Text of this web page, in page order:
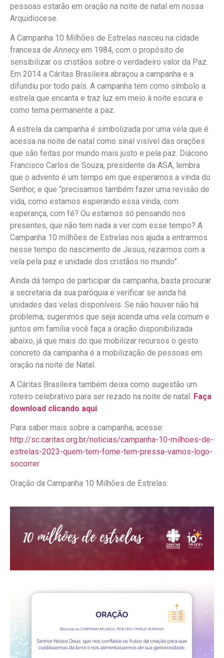
pessoas estarão em oração na noite de natal em nossa
Arquidiocese.
A Campanha 10 Milhões de Estrelas nasceu na cidade
francesa de Annecyem 1984, com o propósito de
sensibilizar os cristãos sobre o verdadeiro valor da Paz.
Em 2014 a Cáritas Brasileira abraçou a campanha e a
difundiu por todo país. A campanha tem como símbolo a
estrela que encanta e traz luz em meio à noite escura e
como tema permanente a paz.
A estrela da campanha é simbolizada por uma vela que é
acessa na noite de natal como sinal visível das orações
que são feitas por mundo mais justo e pela paz. Diácono
Francisco Carlos de Souza, presidente da ASA, lembra
que o advento é um tempo em que esperamos a vinda do
Senhor, e que “precisamos também fazer uma revisão de
vida, como estamos esperando essa vinda, com
esperança, com fé? Ou estamos só pensando nos
presentes, que não tem nada a ver com esse tempo? A
Campanha 10 milhões de Estrelas nos ajuda a entrarmos
nesse tempo do nascimento de Jesus, rezarmos com a
vela pela paz e unidade dos cristãos no mundo”.
Ainda dá tempo de participar da campanha, basta procurar
a secretaria da sua paróquia e verificar se ainda há
unidades das velas disponíveis. Se não houver não há
problema, sugerimos que seja acenda uma vela comum e
juntos em família você faça a oração disponibilizada
abaixo, já que mais do que mobilizar recursos o gesto
concreto da campanha é a mobilização de pessoas em
oração na noite de Natal.
A Cáritas Brasileira também deixa como sugestão um
roteiro celebrativo para ser rezado na noite de natal. Faça
download clicando aqui
Para saber mais sobre a campanha, acesse:
http://sc.caritas.org.br/noticias/campanha-10-milhoes-de-
estrelas-2023-quem-tem-fome-tem-pressa-vamos-logo-
socorrer
Oração da Campanha 10 Milhões de Estrelas: